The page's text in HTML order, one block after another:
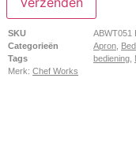
SKU
ABWT051
Categorieën
Apron
Tags
bediening
Merk: Chef Works